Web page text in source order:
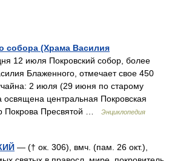
собора (Храма Василия
12 июля Покровский собор, более
Блаженного, отмечает свое 450
2 июля (29 июня по старому
центральная Покровская
Покрова Пресвятой …
Энциклопедия
— († ок. 306), вмч. (пам. 26 окт.),